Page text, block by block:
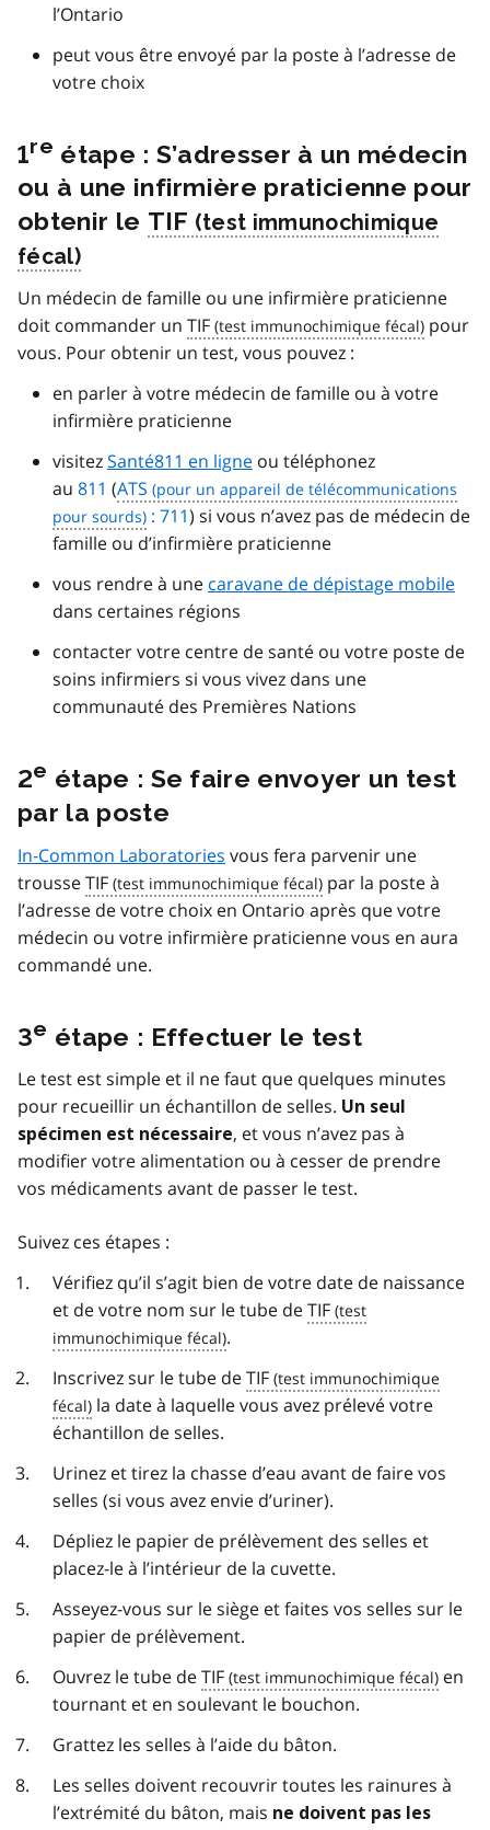
l’Ontario
peut vous être envoyé par la poste à l’adresse de
votre choix
1re étape : S’adresser à un médecin
ou à une infirmière praticienne pour
obtenir le TIF
Un médecin de famille ou une infirmière praticienne
doit commander un TIF
pour
vous. Pour obtenir un test, vous pouvez :
en parler à votre médecin de famille ou à votre
infirmière praticienne
visitezSanté811 en ligne ou téléphonez
au 811 (ATS
: 711) si vous n’avez pas de médecin de
famille ou d’infirmière praticienne
vous rendre à une caravane de dépistage mobile
dans certaines régions
contacter votre centre de santé ou votre poste de
soins infirmiers si vous vivez dans une
communauté des Premières Nations
2e étape : Se faire envoyer un test
par la poste
In-Common Laboratories vous fera parvenir une
trousseTIF
par la poste à
l’adresse de votre choix en Ontario après que votre
médecin ou votre infirmière praticienne vous en aura
commandé une.
3e étape : Effectuer le test
Le test est simple et il ne faut que quelques minutes
pour recueillir un échantillon de selles. Un seul
spécimen est nécessaire, et vous n’avez pas à
modifier votre alimentation ou à cesser de prendre
vos médicaments avant de passer le test.
Suivez ces étapes :
Vérifiez qu’il s’agit bien de votre date de naissance
et de votre nom sur le tube deTIF
.
Inscrivez sur le tube deTIF
la date à laquelle vous avez prélevé votre
échantillon de selles.
Urinez et tirez la chasse d’eau avant de faire vos
selles (si vous avez envie d’uriner).
Dépliez le papier de prélèvement des selles et
placez-le à l’intérieur de la cuvette.
Asseyez-vous sur le siège et faites vos selles sur le
papier de prélèvement.
Ouvrez le tube deTIF
en
tournant et en soulevant le bouchon.
Grattez les selles à l’aide du bâton.
Les selles doivent recouvrir toutes les rainures à
l’extrémité du bâton, mais ne doivent pas les